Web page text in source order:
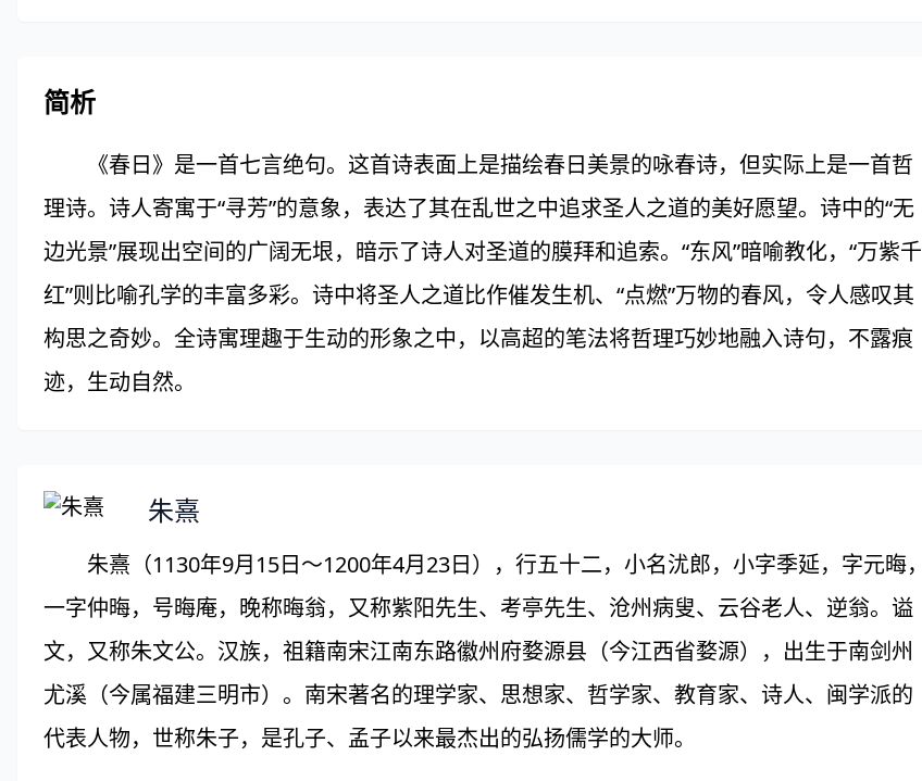
简析
《春日》是一首七言绝句。这首诗表面上是描绘春日美景的咏春诗，但实际上是一首哲
理诗。诗人寄寓于“寻芳”的意象，表达了其在乱世之中追求圣人之道的美好愿望。诗中的“无
边光景”展现出空间的广阔无垠，暗示了诗人对圣道的膜拜和追索。“东风”暗喻教化，“万紫千
红”则比喻孔学的丰富多彩。诗中将圣人之道比作催发生机、“点燃”万物的春风，令人感叹其
构思之奇妙。全诗寓理趣于生动的形象之中，以高超的笔法将哲理巧妙地融入诗句，不露痕
迹，生动自然。
朱熹
朱熹（1130年9月15日～1200年4月23日），行五十二，小名沋郎，小字季延，字元晦，
一字仲晦，号晦庵，晚称晦翁，又称紫阳先生、考亭先生、沧州病叟、云谷老人、逆翁。谥
文，又称朱文公。汉族，祖籍南宋江南东路徽州府婺源县（今江西省婺源），出生于南剑州
尤溪（今属福建三明市）。南宋著名的理学家、思想家、哲学家、教育家、诗人、闽学派的
代表人物，世称朱子，是孔子、孟子以来最杰出的弘扬儒学的大师。